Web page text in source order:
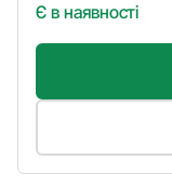
Є в наявності